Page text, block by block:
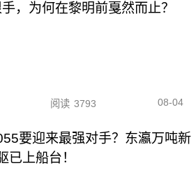
，为何在黎明前戛然而止？
阅读 3793 08-04
要迎来最强对手？东瀛万吨新
已上船台！